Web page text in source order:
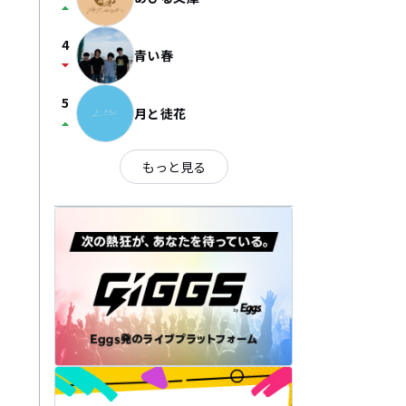
arrow_drop_up
4
arrow_drop_down 青い春
5
arrow_drop_up 月と徒花
もっと見る